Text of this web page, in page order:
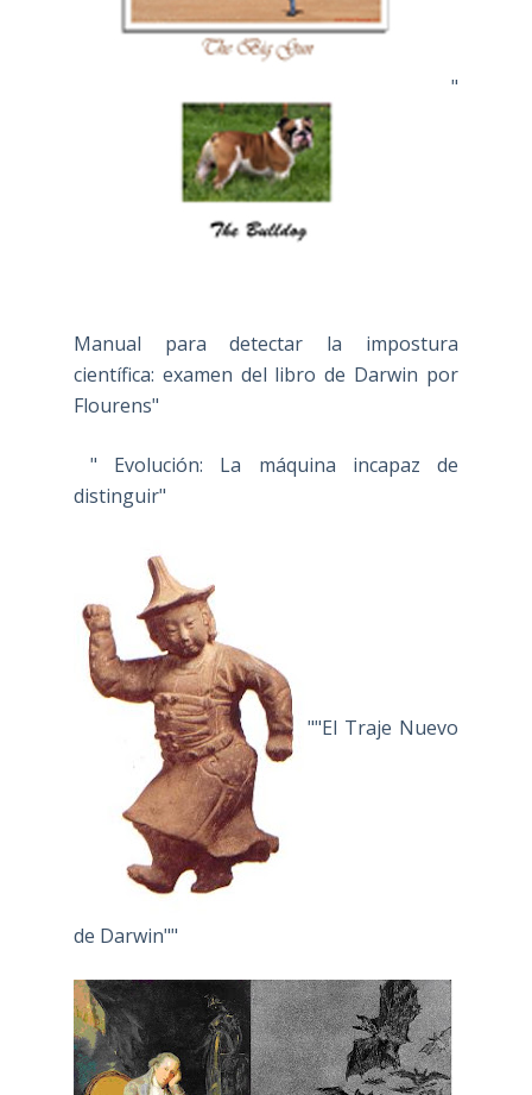
"
Manual para detectar la impostura
científica: examen del libro de Darwin por
Flourens"
" Evolución: La máquina incapaz de
distinguir"
""El Traje Nuevo
de Darwin""